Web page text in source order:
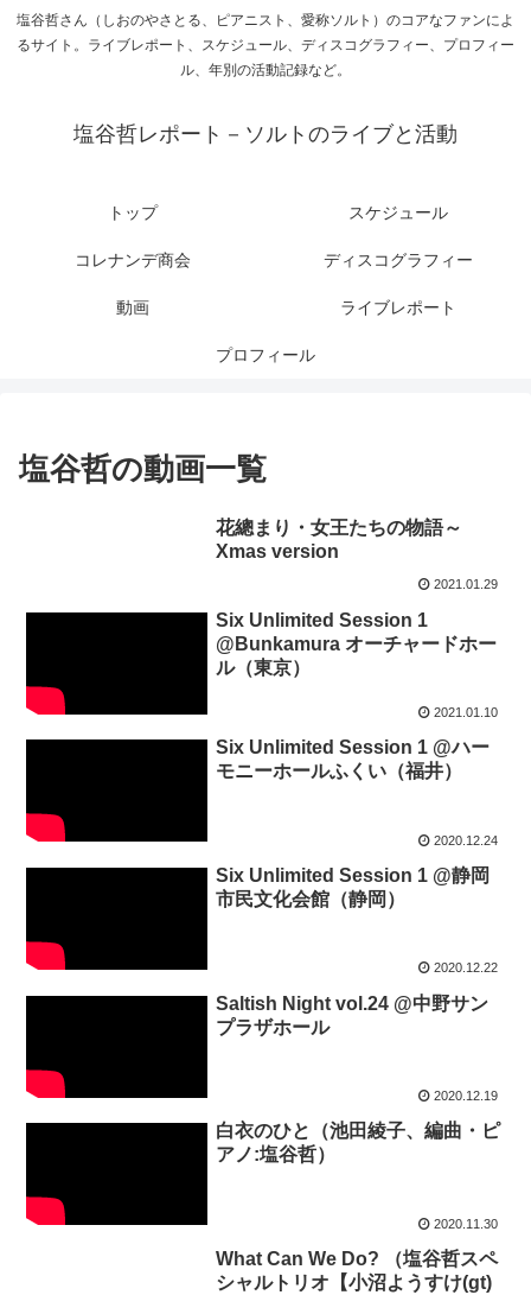
塩谷哲さん（しおのやさとる、ピアニスト、愛称ソルト）のコアなファンによ
るサイト。ライブレポート、スケジュール、ディスコグラフィー、プロフィー
ル、年別の活動記録など。
塩谷哲レポート－ソルトのライブと活動
トップ スケジュール
コレナンデ商会 ディスコグラフィー
動画 ライブレポート
プロフィール
塩谷哲の動画一覧
花總まり・女王たちの物語～
Xmas version
2021.01.29
Six Unlimited Session 1
@Bunkamura オーチャードホー
ル（東京）
2021.01.10
Six Unlimited Session 1 @ハー
モニーホールふくい（福井）
2020.12.24
Six Unlimited Session 1 @静岡
市民文化会館（静岡）
2020.12.22
Saltish Night vol.24 @中野サン
プラザホール
2020.12.19
白衣のひと（池田綾子、編曲・ピ
アノ:塩谷哲）
2020.11.30
What Can We Do? （塩谷哲スペ
シャルトリオ【小沼ようすけ(gt)